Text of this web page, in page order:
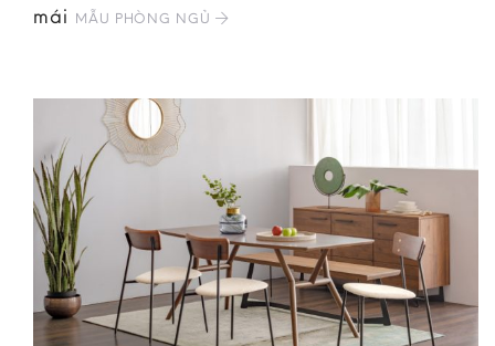
mái MẪU PHÒNG NGỦ